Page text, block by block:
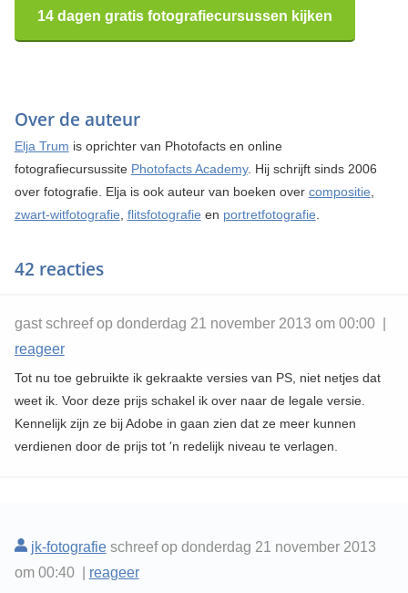
14 dagen gratis fotografiecursussen kijken
Over de auteur
Elja Trum is oprichter van Photofacts en online
fotografiecursussite Photofacts Academy. Hij schrijft sinds 2006
over fotografie. Elja is ook auteur van boeken over compositie,
zwart-witfotografie, flitsfotografie en portretfotografie.
42 reacties
gast schreef op donderdag 21 november 2013 om 00:00 |
reageer
Tot nu toe gebruikte ik gekraakte versies van PS, niet netjes dat
weet ik. Voor deze prijs schakel ik over naar de legale versie.
Kennelijk zijn ze bij Adobe in gaan zien dat ze meer kunnen
verdienen door de prijs tot 'n redelijk niveau te verlagen.
jk-fotografieschreef op donderdag 21 november 2013
om 00:40 | reageer